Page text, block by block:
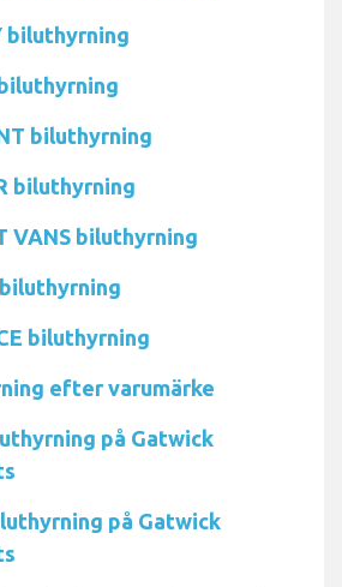
biluthyrning
biluthyrning
biluthyrning
VANS biluthyrning
biluthyrning
efter varumärke
på Gatwick
på Gatwick